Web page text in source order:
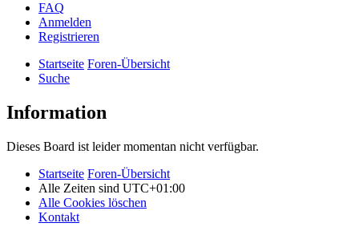
FAQ
Anmelden
Registrieren
Startseite Foren-Übersicht
Suche
Information
Dieses Board ist leider momentan nicht verfügbar.
Startseite Foren-Übersicht
Alle Zeiten sind UTC+01:00
Alle Cookies löschen
Kontakt